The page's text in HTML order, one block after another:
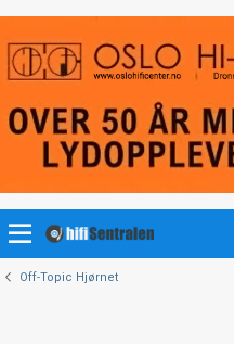
Off-Topic Hjørnet